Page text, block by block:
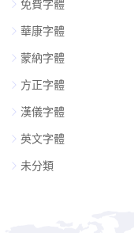
免費字體
華康字體
蒙納字體
方正字體
漢儀字體
英文字體
未分類